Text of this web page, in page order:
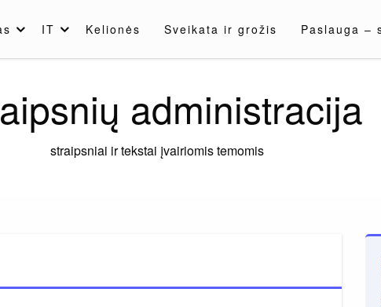
IT Kelionės Sveikata ir grožis Paslauga –
administracija
straipsniai ir tekstai įvairiomis temomis